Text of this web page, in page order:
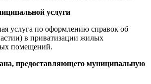
услуги
услуга по оформлению справок об
в приватизации жилых
помещений.
предоставляющего муниципальную